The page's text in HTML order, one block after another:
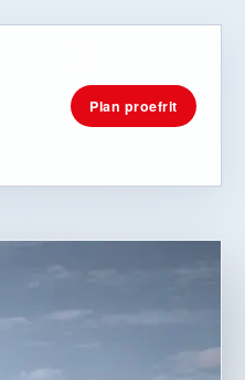
Plan proefrit